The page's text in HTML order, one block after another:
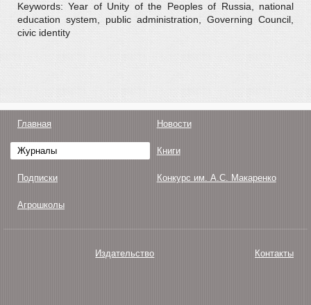
Keywords: Year of Unity of the Peoples of Russia, national
education system, public administration, Governing Council,
civic identity
Главная Новости
Журналы Книги
Подписки Конкурс им. А.С. Макаренко
Агрошколы
Издательство Контакты